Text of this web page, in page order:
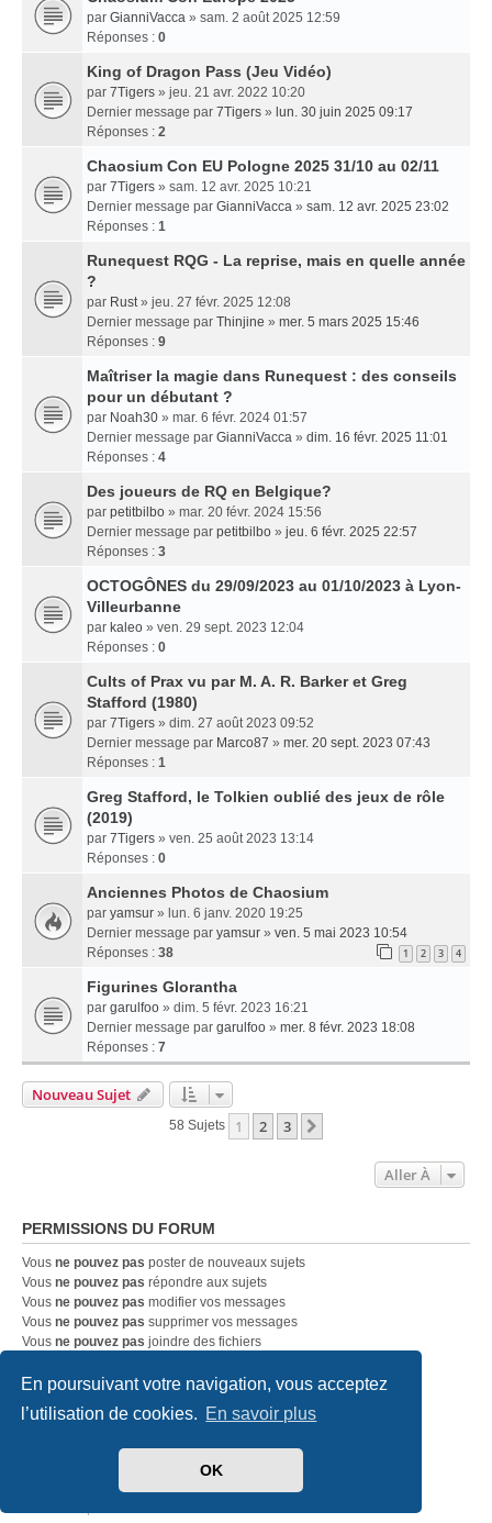
En poursuivant votre navigation, vous acceptez
l’utilisation de cookies. En savoir plus
OK
par GianniVacca » sam. 2 août 2025 12:59
Réponses : 0
King of Dragon Pass (Jeu Vidéo)
par 7Tigers » jeu. 21 avr. 2022 10:20
Dernier message par 7Tigers » lun. 30 juin 2025 09:17
Réponses : 2
Chaosium Con EU Pologne 2025 31/10 au 02/11
par 7Tigers » sam. 12 avr. 2025 10:21
Dernier message par GianniVacca » sam. 12 avr. 2025 23:02
Réponses : 1
Runequest RQG - La reprise, mais en quelle année
?
par Rust» jeu. 27 févr. 2025 12:08
Dernier message par Thinjine » mer. 5 mars 2025 15:46
Réponses : 9
Maîtriser la magie dans Runequest : des conseils
pour un débutant ?
par Noah30 » mar. 6 févr. 2024 01:57
Dernier message par GianniVacca » dim. 16 févr. 2025 11:01
Réponses : 4
Des joueurs de RQ en Belgique?
par petitbilbo » mar. 20 févr. 2024 15:56
Dernier message par petitbilbo » jeu. 6 févr. 2025 22:57
Réponses : 3
OCTOGÔNES du 29/09/2023 au 01/10/2023 à Lyon-
Villeurbanne
par kaleo » ven. 29 sept. 2023 12:04
Réponses : 0
Cults of Prax vu par M. A. R. Barker et Greg
Stafford (1980)
par 7Tigers » dim. 27 août 2023 09:52
Dernier message par Marco87 » mer. 20 sept. 2023 07:43
Réponses : 1
Greg Stafford, le Tolkien oublié des jeux de rôle
(2019)
par 7Tigers » ven. 25 août 2023 13:14
Réponses : 0
Anciennes Photos de Chaosium
par yamsur » lun. 6 janv. 2020 19:25
Dernier message par yamsur » ven. 5 mai 2023 10:54
Réponses : 38 1 2 3 4
Figurines Glorantha
par garulfoo » dim. 5 févr. 2023 16:21
Dernier message par garulfoo » mer. 8 févr. 2023 18:08
Réponses : 7
Nouveau Sujet
58 Sujets 1 2 3
Aller À
PERMISSIONS DU FORUM
Vous ne pouvez pas poster de nouveaux sujets
Vous ne pouvez pas répondre aux sujets
Vous ne pouvez pas modifier vos messages
Vous ne pouvez pas supprimer vos messages
Vous ne pouvez pas joindre des fichiers
Accueil Index du forum Nous contacter
phpBB® Forum Software © phpBB Limited
created by INVENTEA & v12mike